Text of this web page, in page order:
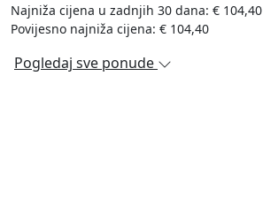
Najniža cijena u zadnjih 30 dana: € 104,40
Povijesno najniža cijena: € 104,40
Pogledaj sve ponude